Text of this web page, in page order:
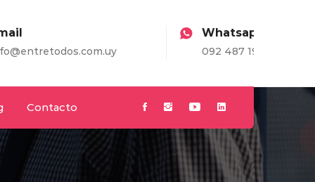
092 487 198
Contacto